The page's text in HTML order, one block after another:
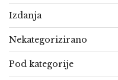
Izdanja
Nekategorizirano
Pod kategorije